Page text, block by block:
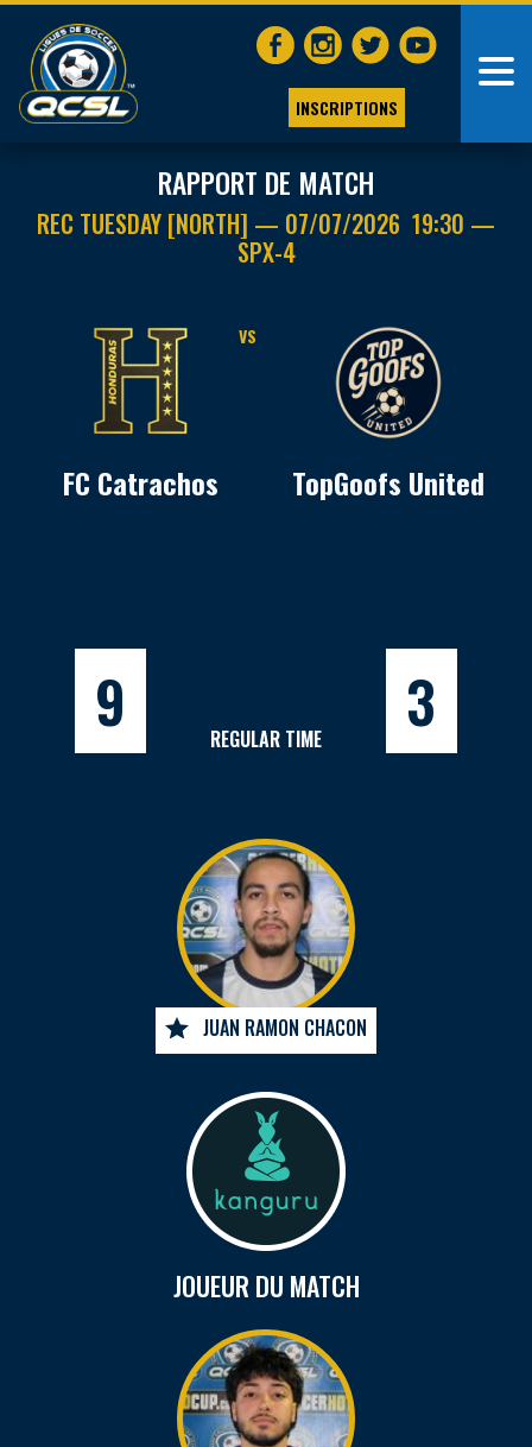
INSCRIPTIONS
RAPPORT DE MATCH
REC TUESDAY [NORTH] — 07/07/2026 19:30 —
SPX-4
FC Catrachos
VS
TopGoofs United
9 REGULAR TIME 3
JUAN RAMON CHACON
JOUEUR DU MATCH